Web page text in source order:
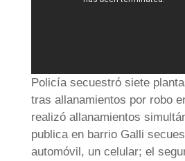
Policía secuestró siete
tras allanamientos por robo
realizó allanamientos
publica en barrio Galli
automóvil, un celular; el